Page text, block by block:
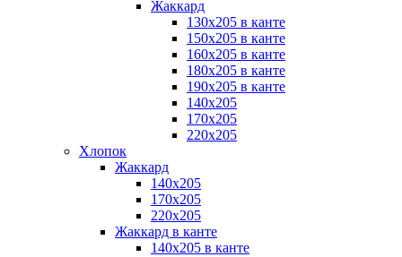
Жаккард
130х205 в канте
150х205 в канте
160х205 в канте
180х205 в канте
190х205 в канте
140х205
170х205
220х205
Хлопок
Жаккард
140x205
170х205
220х205
Жаккард в канте
140х205 в канте